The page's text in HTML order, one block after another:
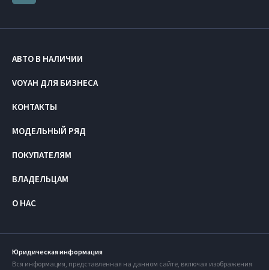
АВТО В НАЛИЧИИ
VOYAH ДЛЯ БИЗНЕСА
КОНТАКТЫ
МОДЕЛЬНЫЙ РЯД
ПОКУПАТЕЛЯМ
ВЛАДЕЛЬЦАМ
О НАС
Юридическая информация
Вся информация, представленная на данном сайте, включая изображения